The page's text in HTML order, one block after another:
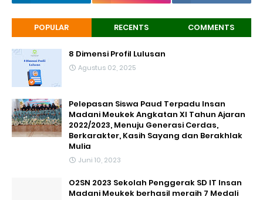
POPULAR RECENTS COMMENTS
8 Dimensi Profil Lulusan
Agustus 02, 2025
Pelepasan Siswa Paud Terpadu Insan
Madani Meukek Angkatan XI Tahun Ajaran
2022/2023, Menuju Generasi Cerdas,
Berkarakter, Kasih Sayang dan Berakhlak
Mulia
Juni 10, 2023
O2SN 2023 Sekolah Penggerak SD IT Insan
Madani Meukek berhasil meraih 7 Medali